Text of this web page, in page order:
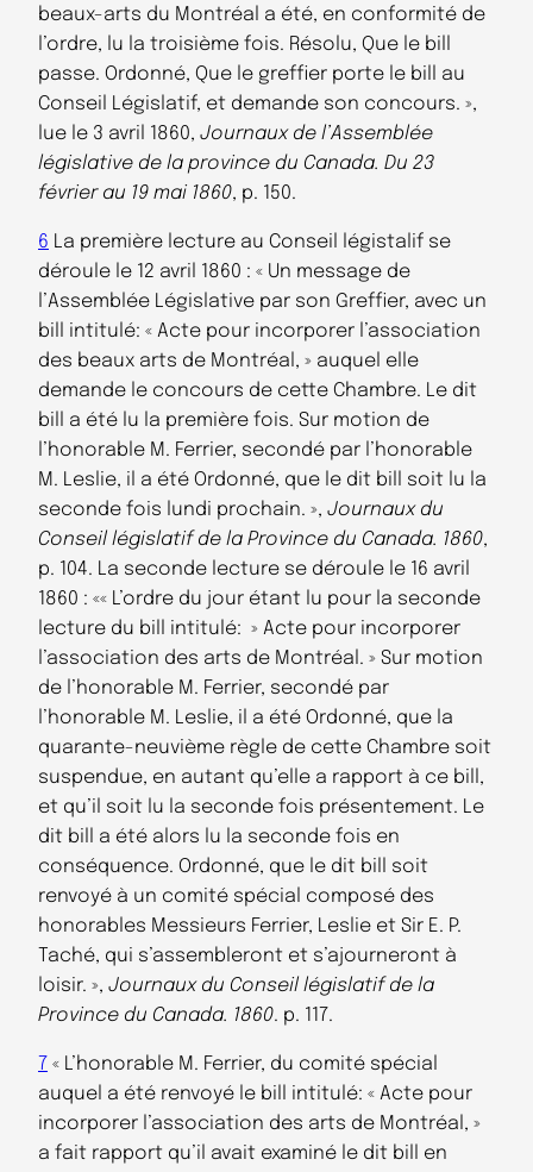
beaux-arts du Montréal a été, en conformité de
l’ordre, lu la troisième fois. Résolu, Que le bill
passe. Ordonné, Que le greffier porte le bill au
Conseil Législatif, et demande son concours. »,
lue le 3 avril 1860, Journaux de l’Assemblée
législative de la province du Canada. Du 23
février au 19 mai 1860, p. 150.
6 La première lecture au Conseil légistalif se
déroule le 12 avril 1860 : « Un message de
l’Assemblée Législative par son Greffier, avec un
bill intitulé: « Acte pour incorporer l’association
des beaux arts de Montréal, » auquel elle
demande le concours de cette Chambre. Le dit
bill a été lu la première fois. Sur motion de
l’honorable M. Ferrier, secondé par l’honorable
M. Leslie, il a été Ordonné, que le dit bill soit lu la
seconde fois lundi prochain. », Journaux du
Conseil législatif de la Province du Canada. 1860,
p. 104. La seconde lecture se déroule le 16 avril
1860 : «« L’ordre du jour étant lu pour la seconde
lecture du bill intitulé: » Acte pour incorporer
l’association des arts de Montréal. » Sur motion
de l’honorable M. Ferrier, secondé par
l’honorable M. Leslie, il a été Ordonné, que la
quarante-neuvième règle de cette Chambre soit
suspendue, en autant qu’elle a rapport à ce bill,
et qu’il soit lu la seconde fois présentement. Le
dit bill a été alors lu la seconde fois en
conséquence. Ordonné, que le dit bill soit
renvoyé à un comité spécial composé des
honorables Messieurs Ferrier, Leslie et Sir E. P.
Taché, qui s’assembleront et s’ajourneront à
loisir. », Journaux du Conseil législatif de la
Province du Canada. 1860. p. 117.
7 « L’honorable M. Ferrier, du comité spécial
auquel a été renvoyé le bill intitulé: « Acte pour
incorporer l’association des arts de Montréal, »
a fait rapport qu’il avait examiné le dit bill en